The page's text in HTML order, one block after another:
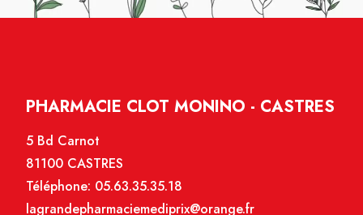
PHARMACIE CLOT MONINO - CASTRES
5 Bd Carnot
81100 CASTRES
Téléphone: 05.63.35.35.18
lagrandepharmaciemediprix@orange.fr